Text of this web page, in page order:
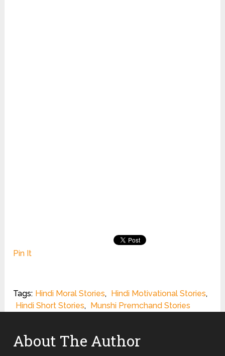
Pin It
Tags: Hindi Moral Stories, Hindi Motivational Stories,
Hindi Short Stories, Munshi Premchand Stories
About The Author